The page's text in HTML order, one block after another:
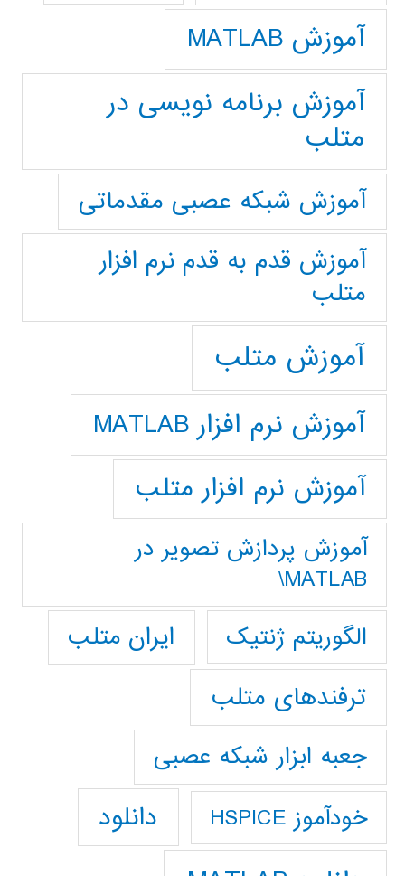
آموزش MATLAB
آموزش برنامه نویسی در
متلب
آموزش شبکه عصبی مقدماتی
آموزش قدم به قدم نرم افزار
متلب
آموزش متلب
آموزش نرم افزار MATLAB
آموزش نرم افزار متلب
آموزش پردازش تصوير در
MATLAB\
الگوریتم ژنتیک
ایران متلب
ترفندهای متلب
جعبه ابزار شبکه عصبی
خودآموز HSPICE دانلود